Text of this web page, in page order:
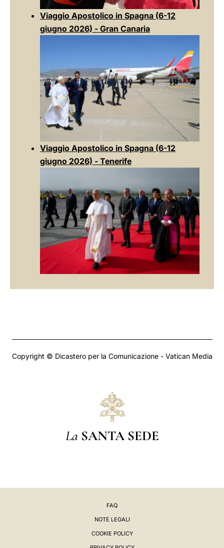
Viaggio Apostolico in Spagna (6-12
giugno 2026) - Gran Canaria
Viaggio Apostolico in Spagna (6-12
giugno 2026) - Tenerife
Copyright © Dicastero per la Comunicazione - Vatican Media
La SANTA SEDE
FAQ
NOTE LEGALI
COOKIE POLICY